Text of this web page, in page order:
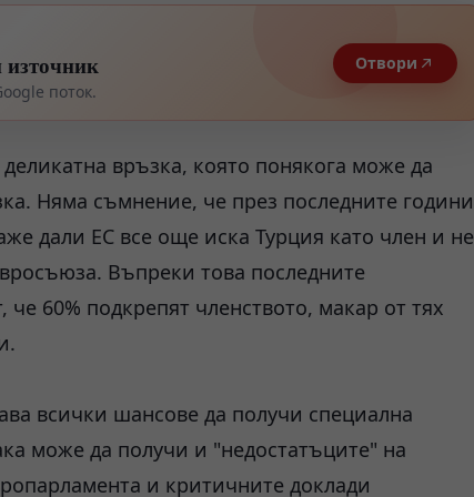
източник
поток.
Отвори
връзка, която понякога може да
Няма съмнение, че през последните години
дали ЕС все още иска Турция като член и не
Въпреки това последните
60% подкрепят членството, макар от тях
всички шансове да получи специална
може да получи и "недостатъците" на
и критичните доклади